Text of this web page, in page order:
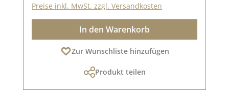
Preise inkl. MwSt. zzgl. Versandkosten
In den Warenkorb
Zur Wunschliste hinzufügen
Produkt teilen